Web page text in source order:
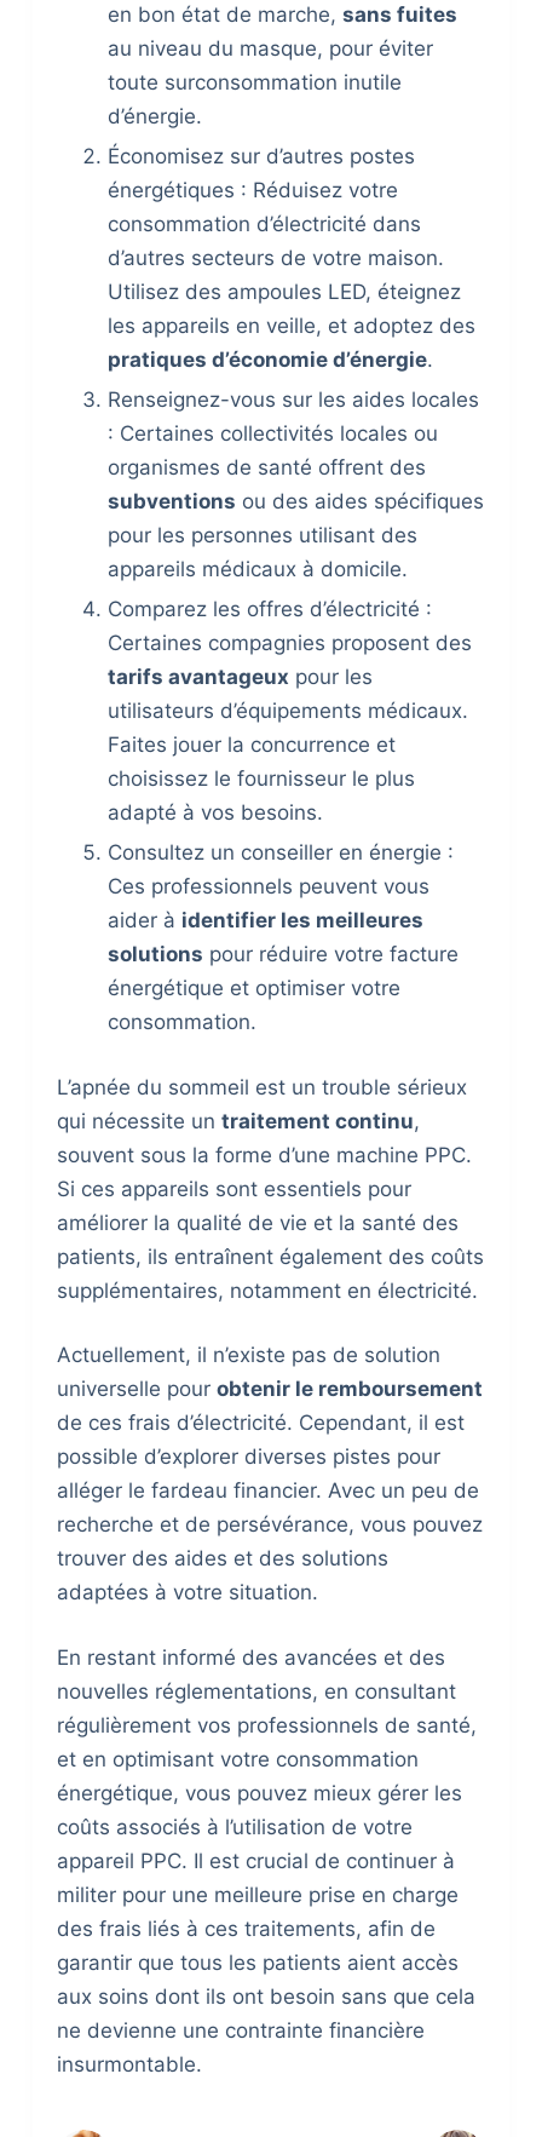
en bon état de marche,sans fuites
au niveau du masque, pour éviter
toute surconsommation inutile
d’énergie.
Économisez sur d’autres postes
énergétiques : Réduisez votre
consommation d’électricité dans
d’autres secteurs de votre maison.
Utilisez des ampoules LED, éteignez
les appareils en veille, et adoptez des
pratiques d’économie d’énergie.
Renseignez-vous sur les aides locales
: Certaines collectivités locales ou
organismes de santé offrent des
subventions ou des aides spécifiques
pour les personnes utilisant des
appareils médicaux à domicile.
Comparez les offres d’électricité :
Certaines compagnies proposent des
tarifs avantageux pour les
utilisateurs d’équipements médicaux.
Faites jouer la concurrence et
choisissez le fournisseur le plus
adapté à vos besoins.
Consultez un conseiller en énergie :
Ces professionnels peuvent vous
aider à identifier les meilleures
solutions pour réduire votre facture
énergétique et optimiser votre
consommation.
L’apnée du sommeil est un trouble sérieux
qui nécessite un traitement continu,
souvent sous la forme d’une machine PPC.
Si ces appareils sont essentiels pour
améliorer la qualité de vie et la santé des
patients, ils entraînent également des coûts
supplémentaires, notamment en électricité.
Actuellement, il n’existe pas de solution
universelle pour obtenir le remboursement
de ces frais d’électricité. Cependant, il est
possible d’explorer diverses pistes pour
alléger le fardeau financier. Avec un peu de
recherche et de persévérance, vous pouvez
trouver des aides et des solutions
adaptées à votre situation.
En restant informé des avancées et des
nouvelles réglementations, en consultant
régulièrement vos professionnels de santé,
et en optimisant votre consommation
énergétique, vous pouvez mieux gérer les
coûts associés à l’utilisation de votre
appareil PPC. Il est crucial de continuer à
militer pour une meilleure prise en charge
des frais liés à ces traitements, afin de
garantir que tous les patients aient accès
aux soins dont ils ont besoin sans que cela
ne devienne une contrainte financière
insurmontable.